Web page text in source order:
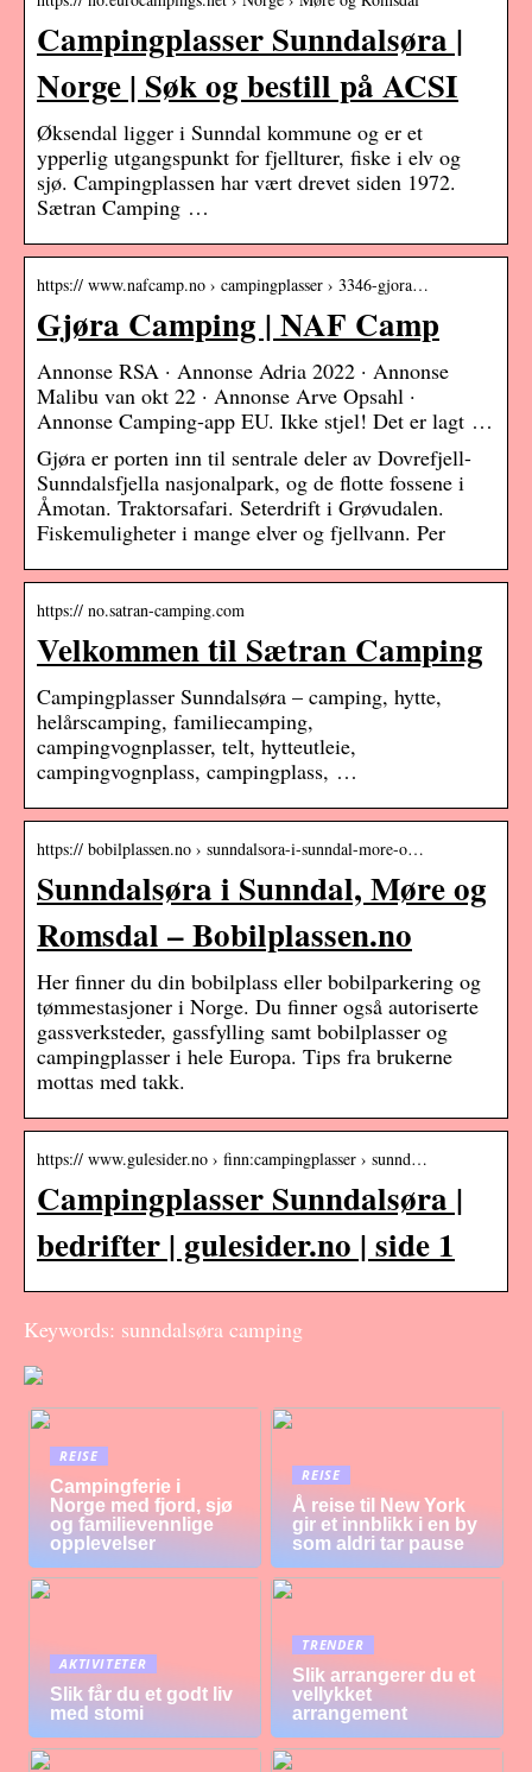
Campingplasser Sunndalsøra |
Norge | Søk og bestill på ACSI
Øksendal ligger i Sunndal kommune og er et
ypperlig utgangspunkt for fjellturer, fiske i elv og
sjø. Campingplassen har vært drevet siden 1972.
Sætran Camping …
https:// www.nafcamp.no › campingplasser › 3346-gjora…
Gjøra Camping | NAF Camp
Annonse RSA · Annonse Adria 2022 · Annonse
Malibu van okt 22 · Annonse Arve Opsahl ·
Annonse Camping-app EU. Ikke stjel! Det er lagt …
Gjøra er porten inn til sentrale deler av Dovrefjell-
Sunndalsfjella nasjonalpark, og de flotte fossene i
Åmotan. Traktorsafari. Seterdrift i Grøvudalen.
Fiskemuligheter i mange elver og fjellvann. Per
https:// no.satran-camping.com
Velkommen til Sætran Camping
Campingplasser Sunndalsøra – camping, hytte,
helårscamping, familiecamping,
campingvognplasser, telt, hytteutleie,
campingvognplass, campingplass, …
https:// bobilplassen.no › sunndalsora-i-sunndal-more-o…
Sunndalsøra i Sunndal, Møre og
Romsdal – Bobilplassen.no
Her finner du din bobilplass eller bobilparkering og
tømmestasjoner i Norge. Du finner også autoriserte
gassverksteder, gassfylling samt bobilplasser og
campingplasser i hele Europa. Tips fra brukerne
mottas med takk.
https:// www.gulesider.no › finn:campingplasser › sunnd…
Campingplasser Sunndalsøra |
bedrifter | gulesider.no | side 1
Keywords: sunndalsøra camping
REISE
Campingferie i
Norge med fjord, sjø
og familievennlige
opplevelser
REISE
Å reise til New York
gir et innblikk i en by
som aldri tar pause
AKTIVITETER
Slik får du et godt liv
med stomi
TRENDER
Slik arrangerer du et
vellykket
arrangement